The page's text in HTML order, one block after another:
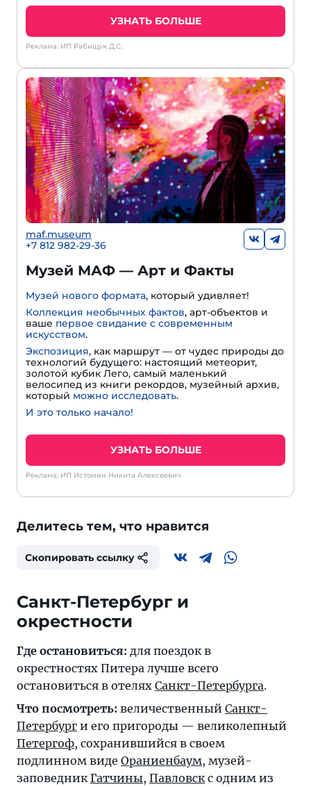
УЗНАТЬ БОЛЬШЕ
Реклама: ИП Рабищук Д.С.
maf.museum
+7 812 982-29-36
Музей МАФ — Арт и Факты
Музей нового формата, который удивляет!
Коллекция необычных фактов, арт-объектов и
ваше первое свидание с современным
искусством.
Экспозиция, как маршрут — от чудес природы до
технологий будущего: настоящий метеорит,
золотой кубик Лего, самый маленький
велосипед из книги рекордов, музейный архив,
который можно исследовать.
И это только начало!
УЗНАТЬ БОЛЬШЕ
Реклама: ИП Истомин Никита Алексеевич
Делитесь тем, что нравится
Скопировать ссылку
Санкт-Петербург и
окрестности
Где остановиться: для поездок в
окрестностях Питера лучше всего
остановиться в отелях Санкт-Петербурга.
Что посмотреть: величественный Санкт-
Петербург и его пригороды — великолепный
Петергоф, сохранившийся в своем
подлинном виде Ораниенбаум, музей-
заповедникГатчины, Павловскс одним из